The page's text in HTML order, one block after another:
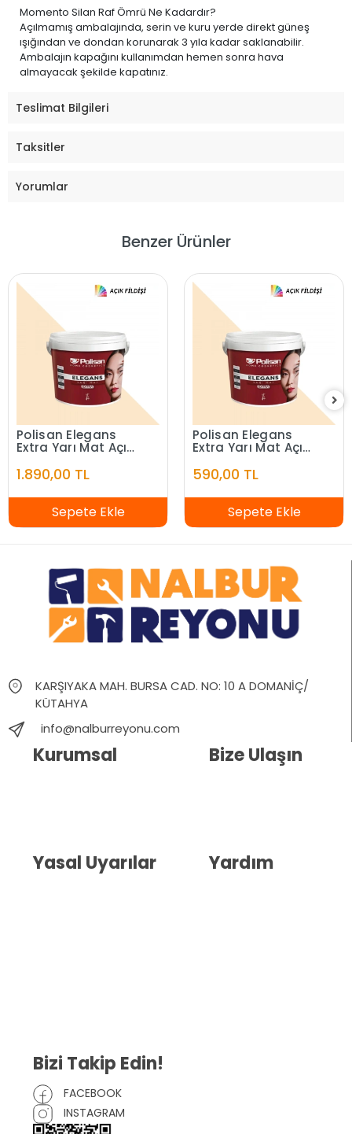
Momento Silan Raf Ömrü Ne Kadardır?
Açılmamış ambalajında, serin ve kuru yerde direkt güneş
ışığından ve dondan korunarak 3 yıla kadar saklanabilir.
Ambalajın kapağını kullanımdan hemen sonra hava
almayacak şekilde kapatınız.
Teslimat Bilgileri
Taksitler
Yorumlar
Benzer Ürünler
Polisan Elegans
Extra Yarı Mat Açık
1.890,00 TL
Sepete Ekle
Polisan Elegans
Extra Yarı Mat Açık
590,00 TL
Sepete Ekle
KARŞIYAKA MAH. BURSA CAD. NO: 10 A DOMANİÇ/
KÜTAHYA
info@nalburreyonu.com
Kurumsal
Yasal Uyarılar
Bize Ulaşın
Yardım
Bizi Takip Edin!
FACEBOOK
INSTAGRAM